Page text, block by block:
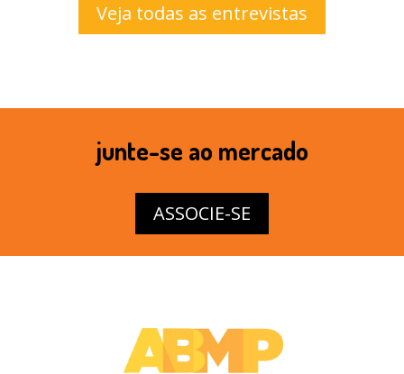
Veja todas as entrevistas
junte-se ao mercado
ASSOCIE-SE